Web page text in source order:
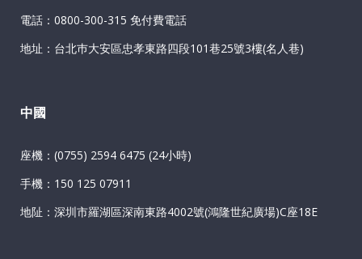
電話：0800-300-315 免付費電話
地址：台北巿大安區忠孝東路四段101巷25號3樓(名人巷)
中國
座機：(0755) 2594 6475 (24小時)
手機：150 125 07911
地阯：深圳市羅湖區深南東路4002號(鴻隆世紀廣場)C座18E